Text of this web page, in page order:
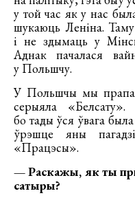
у той час як у нас
шукаюць Леніна.
і не здымаць у
Аднак пачалася
у Польшчу.
У Польшчы мы
серыяла
бо тады ўся ўвага
ўрэшце яны
«Працэсы».
— Раскажы, як ты
сатыры?